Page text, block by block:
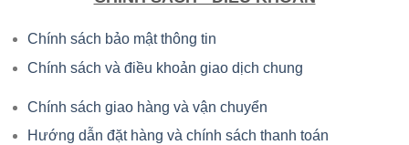
Chính sách bảo mật thông tin
Chính sách và điều khoản giao dịch chung
Chính sách giao hàng và vận chuyển
Hướng dẫn đặt hàng và chính sách thanh toán